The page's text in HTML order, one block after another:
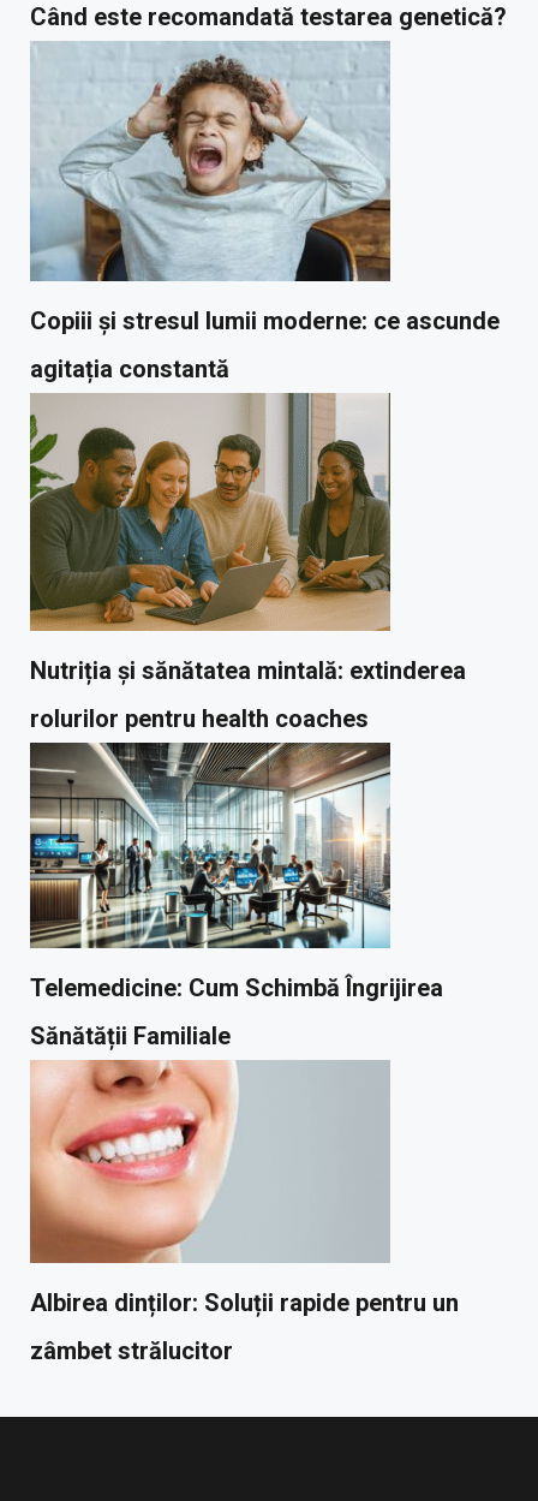
Când este recomandată testarea genetică?
Copiii și stresul lumii moderne: ce ascunde
agitația constantă
Nutriția și sănătatea mintală: extinderea
rolurilor pentru health coaches
Telemedicine: Cum Schimbă Îngrijirea
Sănătății Familiale
Albirea dinților: Soluții rapide pentru un
zâmbet strălucitor